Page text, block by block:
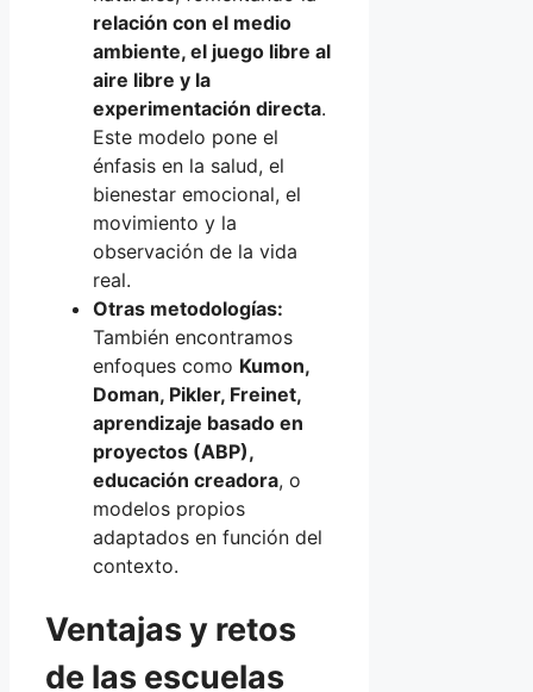
relación con el medio
ambiente, el juego libre al
aire libre y la
experimentación directa.
Este modelo pone el
énfasis en la salud, el
bienestar emocional, el
movimiento y la
observación de la vida
real.
Otras metodologías:
También encontramos
enfoques como Kumon,
Doman, Pikler, Freinet,
aprendizaje basado en
proyectos (ABP),
educación creadora, o
modelos propios
adaptados en función del
contexto.
Ventajas y retos
de las escuelas